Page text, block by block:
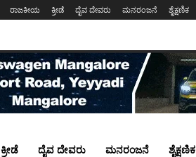
ರಾಜಕೀಯ ಕ್ರೀಡೆ ದೈವ ದೇವರು ಮನರಂಜನೆ ಶೈಕ್ಷಣಿಕ
ಕ್ರೀಡೆ ದೈವ ದೇವರು ಮನರಂಜನೆ ಶೈಕ್ಷಣಿಕ